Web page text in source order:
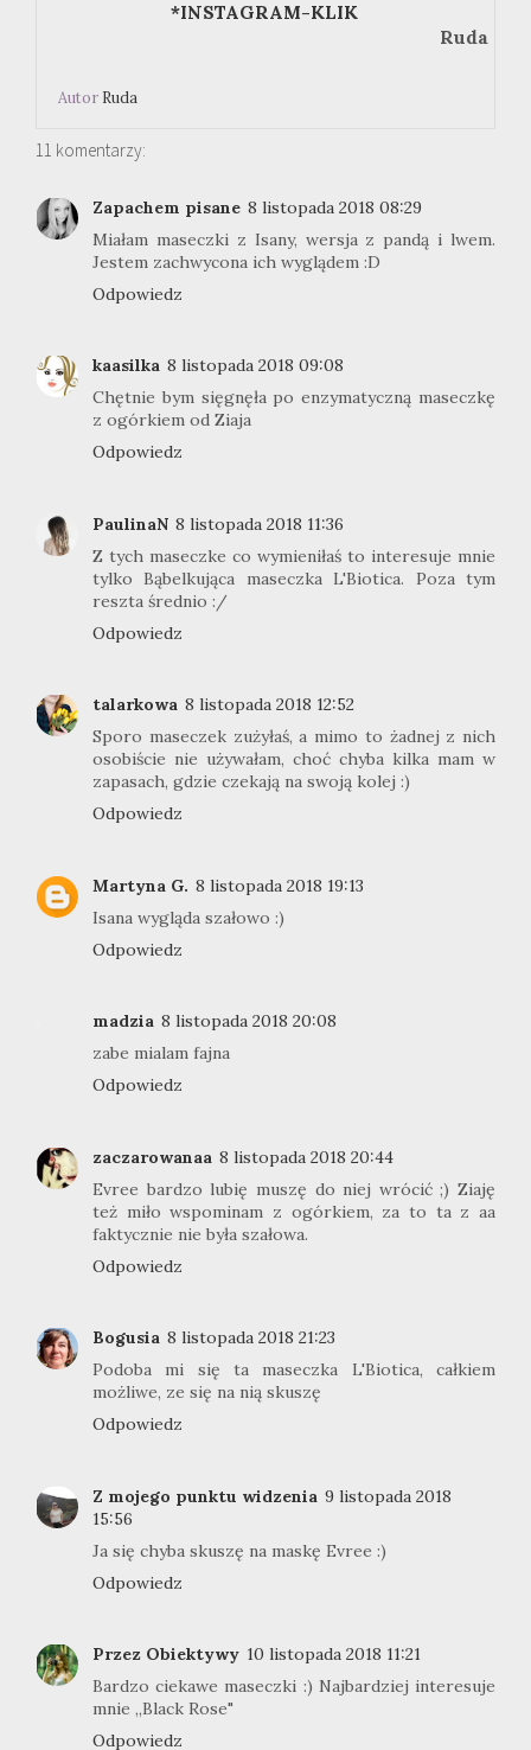
*INSTAGRAM-KLIK
Ruda
Autor Ruda
11 komentarzy:
Zapachem pisane 8 listopada 2018 08:29
Miałam maseczki z Isany, wersja z pandą i lwem.
Jestem zachwycona ich wyglądem :D
Odpowiedz
kaasilka 8 listopada 2018 09:08
Chętnie bym sięgnęła po enzymatyczną maseczkę
z ogórkiem od Ziaja
Odpowiedz
PaulinaN 8 listopada 2018 11:36
Z tych maseczke co wymieniłaś to interesuje mnie
tylko Bąbelkująca maseczka L'Biotica. Poza tym
reszta średnio :/
Odpowiedz
talarkowa 8 listopada 2018 12:52
Sporo maseczek zużyłaś, a mimo to żadnej z nich
osobiście nie używałam, choć chyba kilka mam w
zapasach, gdzie czekają na swoją kolej :)
Odpowiedz
Martyna G. 8 listopada 2018 19:13
Isana wygląda szałowo :)
Odpowiedz
madzia 8 listopada 2018 20:08
zabe mialam fajna
Odpowiedz
zaczarowanaa 8 listopada 2018 20:44
Evree bardzo lubię muszę do niej wrócić ;) Ziaję
też miło wspominam z ogórkiem, za to ta z aa
faktycznie nie była szałowa.
Odpowiedz
Bogusia 8 listopada 2018 21:23
Podoba mi się ta maseczka L'Biotica, całkiem
możliwe, ze się na nią skuszę
Odpowiedz
Z mojego punktu widzenia 9 listopada 2018
15:56
Ja się chyba skuszę na maskę Evree :)
Odpowiedz
Przez Obiektywy 10 listopada 2018 11:21
Bardzo ciekawe maseczki :) Najbardziej interesuje
mnie ,,Black Rose"
Odpowiedz